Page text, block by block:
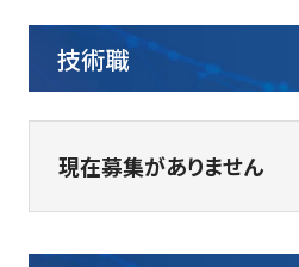
技術職
現在募集がありません